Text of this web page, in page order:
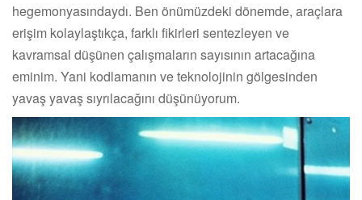
hegemonyasındaydı. Ben önümüzdeki dönemde, araçlara
erişim kolaylaştıkça, farklı fikirleri sentezleyen ve
kavramsal düşünen çalışmaların sayısının artacağına
eminim. Yani kodlamanın ve teknolojinin gölgesinden
yavaş yavaş sıyrılacağını düşünüyorum.